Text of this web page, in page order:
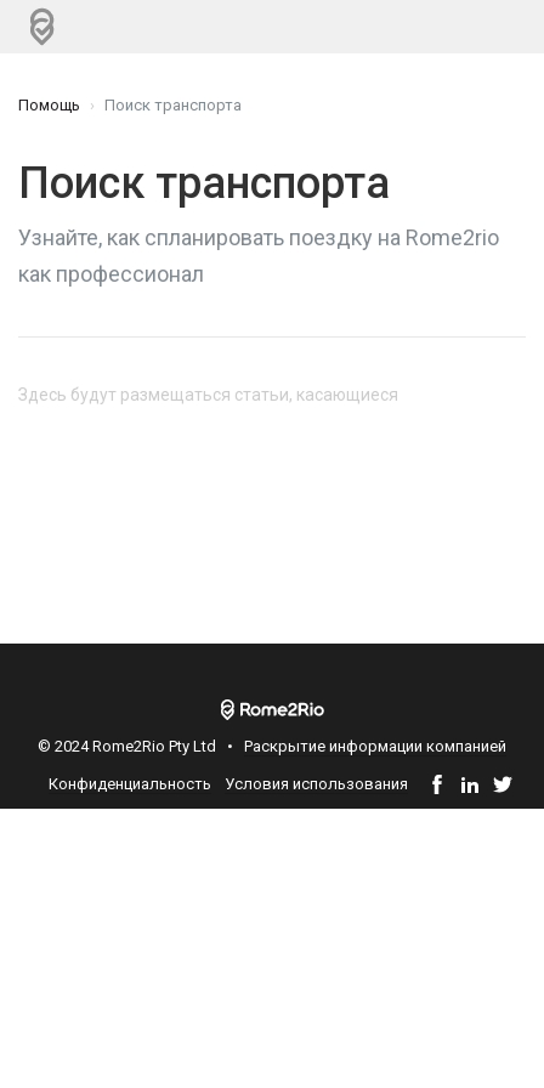
Помощь Поиск транспорта
Поиск транспорта
Узнайте, как спланировать поездку на Rome2rio
как профессионал
Здесь будут размещаться статьи, касающиеся
© 2024 Rome2Rio Pty Ltd • Раскрытие информации компанией
Конфиденциальность Условия использования